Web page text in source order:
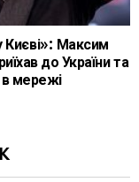
Києві»: Максим
до України та
в мережі